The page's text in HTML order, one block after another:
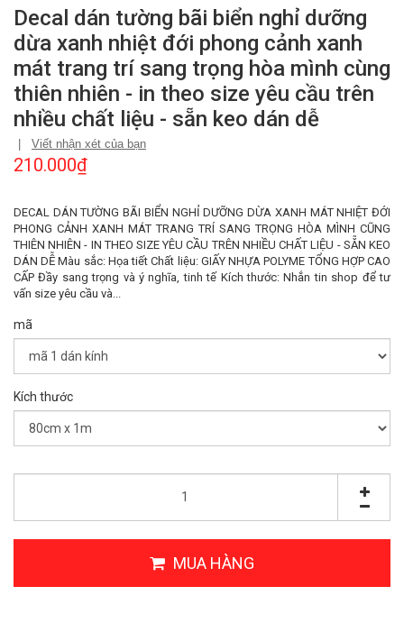
Decal dán tường bãi biển nghỉ dưỡng
dừa xanh nhiệt đới phong cảnh xanh
mát trang trí sang trọng hòa mình cùng
thiên nhiên - in theo size yêu cầu trên
nhiều chất liệu - sẵn keo dán dễ
| Viết nhận xét của bạn
210.000₫
DECAL DÁN TƯỜNG BÃI BIỂN NGHỈ DƯỠNG DỪA XANH MÁT NHIỆT ĐỚI
PHONG CẢNH XANH MÁT TRANG TRÍ SANG TRỌNG HÒA MÌNH CŨNG
THIÊN NHIÊN - IN THEO SIZE YÊU CẦU TRÊN NHIỀU CHẤT LIỆU - SẴN KEO
DÁN DỄ Màu sắc: Họa tiết Chất liệu: GIẤY NHỰA POLYME TỔNG HỢP CAO
CẤP Đầy sang trọng và ý nghĩa, tinh tế Kích thước: Nhắn tin shop để tư
vấn size yêu cầu và...
mã
Kích thước
MUA HÀNG